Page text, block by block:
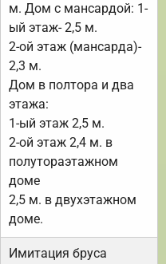
м. Дом с мансардой: 1-
ый этаж- 2,5 м.
2-ой этаж (мансарда)-
2,3 м.
Дом в полтора и два
этажа:
1-ый этаж 2,5 м.
2-ой этаж 2,4 м. в
полутораэтажном
доме
2,5 м. в двухэтажном
доме.
Имитация бруса